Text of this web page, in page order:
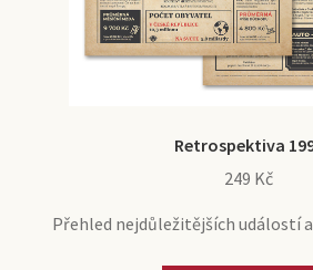
Retrospektiva
249 Kč
Přehled nejdůležitějších událostí